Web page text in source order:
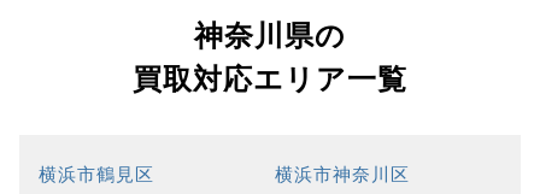
神奈川県の
買取対応エリア一覧
横浜市鶴見区 横浜市神奈川区